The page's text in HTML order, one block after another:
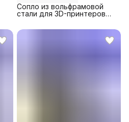
Сопло из вольфрамовой
стали для 3D-принтеров
/ 3 V2, 0.6 (1 шт.)